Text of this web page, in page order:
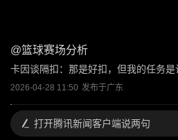
@篮球赛场分析
卡因谈隔扣：那是好扣，但我的任务
2026-04-28 11:50 发布于广东
打开腾讯新闻客户端说两句